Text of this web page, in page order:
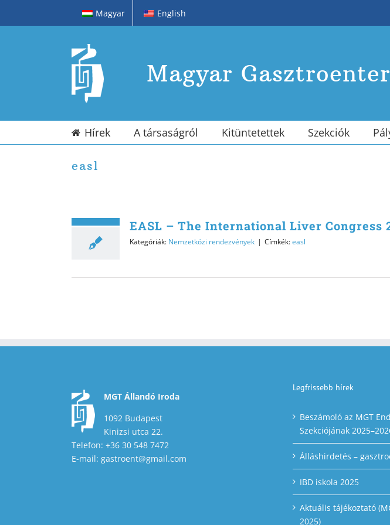
Magyar English
Magyar
Hírek A társaságról Kitüntetettek Szekciók
easl
EASL – The International Liver Congress
Kategóriák: Nemzetközi rendezvények | Címkék:easl
MGT Állandó Iroda
1092 Budapest
Kinizsi utca 22.
Telefon: +36 30 548 7472
E-mail: gastroent@gmail.com
Legfrissebb hírek
Beszámoló az MGT
Szekciójának
Álláshirdetés –
IBD iskola 2025
Aktuális tájékoztató
2025)